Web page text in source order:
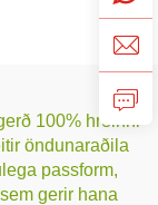
100% hreinni
öndunaraðila
passform,
gerir hana